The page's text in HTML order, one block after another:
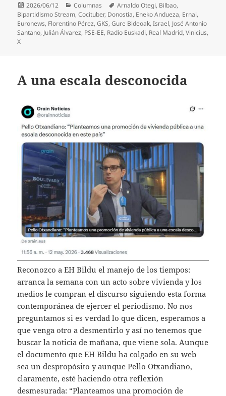
Publicado
el
2026/06/12 Categorías
Columnas Etiquetas
Arnaldo Otegi, Bilbao,
Bipartidismo Stream,Cocituber, Donostia, Eneko Andueza, Ernai,
Euronews, Florentino Pérez,GKS,Gure Bideoak,Israel, José Antonio
Santano, Julián Álvarez, PSE-EE, Radio Euskadi, Real Madrid,Vinicius,
X
A una escala desconocida
Reconozco a EH Bildu el manejo de los tiempos:
arranca la semana con un acto sobre vivienda y los
medios le compran el discurso siguiendo esta forma
contemporánea de ejercer el periodismo. No nos
preguntamos si es verdad lo que dicen, esperamos a
que venga otro a desmentirlo y así no tenemos que
buscar la noticia de mañana, que viene sola. Aunque
el documento que EH Bildu ha colgado en su web
sea un despropósito y aunque Pello Otxandiano,
claramente, esté haciendo otra reflexión
desmesurada: “Planteamos una promoción de